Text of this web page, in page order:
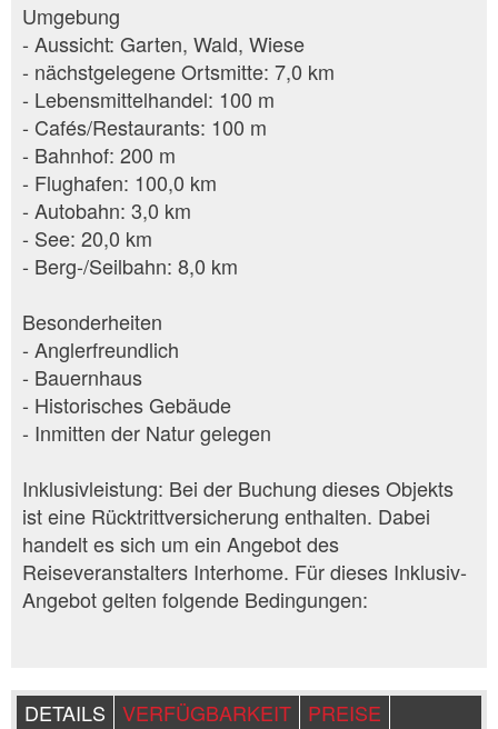
Umgebung
- Aussicht: Garten, Wald, Wiese
- nächstgelegene Ortsmitte: 7,0 km
- Lebensmittelhandel: 100 m
- Cafés/Restaurants: 100 m
- Bahnhof: 200 m
- Flughafen: 100,0 km
- Autobahn: 3,0 km
- See: 20,0 km
- Berg-/Seilbahn: 8,0 km
Besonderheiten
- Anglerfreundlich
- Bauernhaus
- Historisches Gebäude
- Inmitten der Natur gelegen
Inklusivleistung: Bei der Buchung dieses Objekts
ist eine Rücktrittversicherung enthalten. Dabei
handelt es sich um ein Angebot des
Reiseveranstalters Interhome. Für dieses Inklusiv-
Angebot gelten folgende Bedingungen:
DETAILS VERFÜGBARKEIT
PREISE